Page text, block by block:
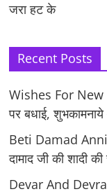
जरा हट के
Recent Posts
Wishes For
पर बधाई,
Beti Damad
दामाद जी की शादी
Devar And